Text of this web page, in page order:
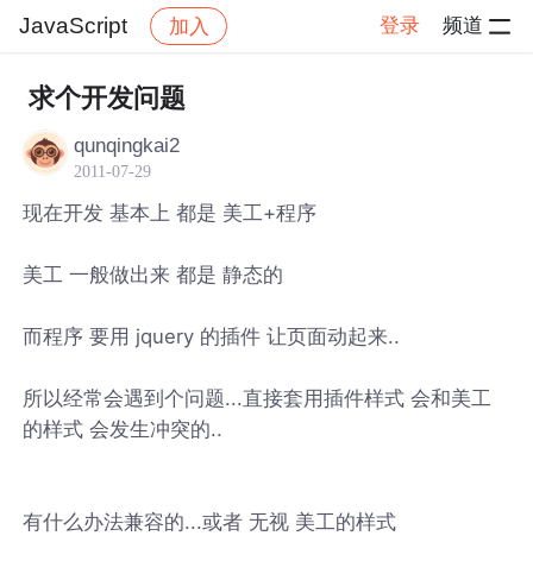
JavaScript 加入 登录 频道
社区 JavaScript
求个开发问题
qunqingkai2
2011-07-29
现在开发 基本上 都是 美工+程序
美工 一般做出来 都是 静态的
而程序 要用 jquery 的插件 让页面动起来..
所以经常会遇到个问题...直接套用插件样式 会和美工
的样式 会发生冲突的..
有什么办法兼容的...或者 无视 美工的样式